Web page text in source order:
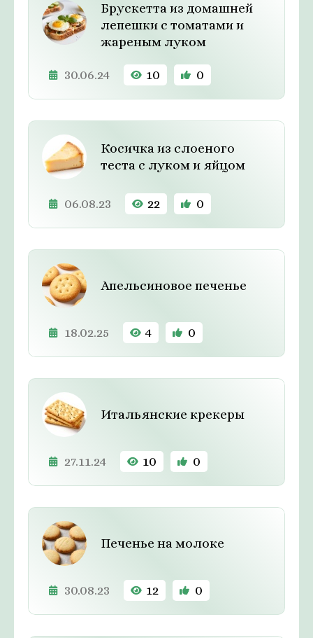
Брускетта из домашней
лепешки с томатами и
жареным луком
30.06.24 10 0
Косичка из слоеного
теста с луком и яйцом
06.08.23 22 0
Апельсиновое печенье
18.02.25 4 0
Итальянские крекеры
27.11.24 10 0
Печенье на молоке
30.08.23 12 0